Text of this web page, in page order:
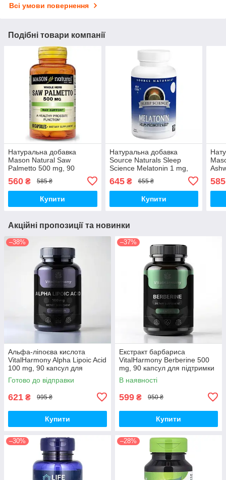
Всі умови повернення
Подібні товари компанії
Натуральна добавка
Mason Natural Saw
Palmetto 500 mg, 90
560 ₴ 585 ₴
Купити
Натуральна добавка
Source Naturals Sleep
Science Melatonin 1 mg,
645₴ 655 ₴
Купити
585
Акційні пропозиції та новинки
–38%
Альфа-ліпоєва кислота
VitalHarmony Alpha Lipoic Acid
100 mg, 90 капсул для
антиоксидантного захисту
Готово до відправки
621 ₴ 995 ₴
Купити
–37%
Екстракт барбариса
VitalHarmony Berberine 500
mg, 90 капсул для підтримки
рівня цукру в крові
В наявності
599 ₴ 950 ₴
Купити
–30% –28%